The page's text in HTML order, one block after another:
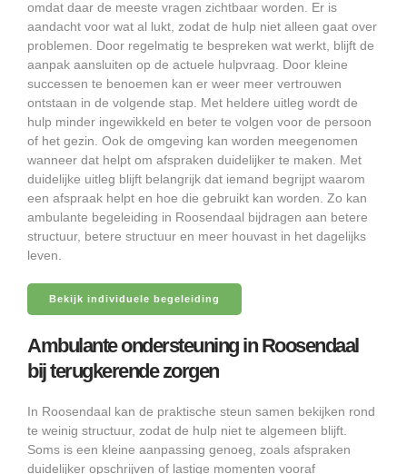
omdat daar de meeste vragen zichtbaar worden. Er is
aandacht voor wat al lukt, zodat de hulp niet alleen gaat over
problemen. Door regelmatig te bespreken wat werkt, blijft de
aanpak aansluiten op de actuele hulpvraag. Door kleine
successen te benoemen kan er weer meer vertrouwen
ontstaan in de volgende stap. Met heldere uitleg wordt de
hulp minder ingewikkeld en beter te volgen voor de persoon
of het gezin. Ook de omgeving kan worden meegenomen
wanneer dat helpt om afspraken duidelijker te maken. Met
duidelijke uitleg blijft belangrijk dat iemand begrijpt waarom
een afspraak helpt en hoe die gebruikt kan worden. Zo kan
ambulante begeleiding in Roosendaal bijdragen aan betere
structuur, betere structuur en meer houvast in het dagelijks
leven.
Bekijk individuele begeleiding
Ambulante ondersteuning in Roosendaal
bij terugkerende zorgen
In Roosendaal kan de praktische steun samen bekijken rond
te weinig structuur, zodat de hulp niet te algemeen blijft.
Soms is een kleine aanpassing genoeg, zoals afspraken
duidelijker opschrijven of lastige momenten vooraf